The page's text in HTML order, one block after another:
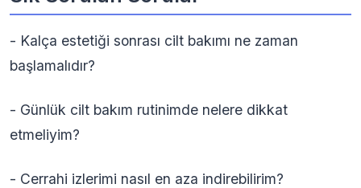
- Kalça estetiği sonrası cilt bakımı ne zaman
başlamalıdır?
- Günlük cilt bakım rutinimde nelere dikkat
etmeliyim?
- Cerrahi izlerimi nasıl en aza indirebilirim?